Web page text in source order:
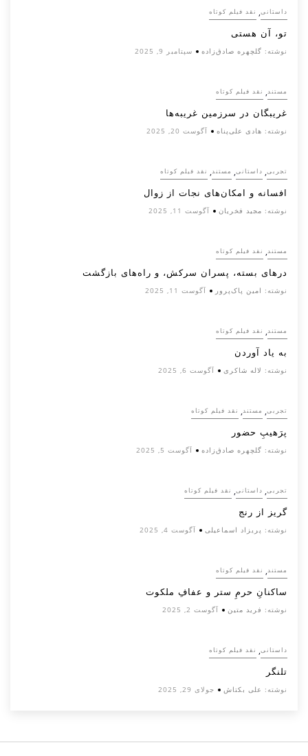
داستانی, نقد فیلم کوتاه
تو، آن هستی
نوشته: گلچهره صادق‌زاده سپتامبر 9, 2025
مستند, نقد فیلم کوتاه
غریبگان در سرزمین غریبه‌ها
نوشته: هادی علی‌پناه آگوست 20, 2025
تجربی, داستانی, مستند, نقد فیلم کوتاه
افسانه‌ و امکان‌های نجات از زوال
نوشته: مجید فخریان آگوست 11, 2025
مستند, نقد فیلم کوتاه
درهای بسته، پسران سرکش، و راه‌های بازگشت
نوشته: امین پاک‌پرور آگوست 11, 2025
مستند, نقد فیلم کوتاه
به یاد آوردن
نوشته: لاله شاکری آگوست 6, 2025
تجربی, مستند, نقد فیلم کوتاه
پرَهیب‌ِ حضور
نوشته: گلچهره صادق‌زاده آگوست 5, 2025
تجربی, داستانی, نقد فیلم کوتاه
گریز از رنج
نوشته: پریزاد اسماعیلی آگوست 4, 2025
مستند, نقد فیلم کوتاه
ساکنانِ حرمِ ستر و عفافِ ملکوت
نوشته: فرید متین آگوست 2, 2025
داستانی, نقد فیلم کوتاه
تلنگر
نوشته: علی بکتاش جولای 29, 2025